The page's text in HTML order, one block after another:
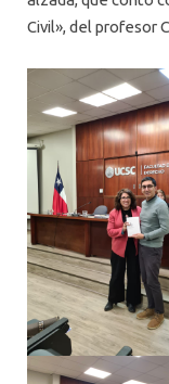
Civil», del profesor